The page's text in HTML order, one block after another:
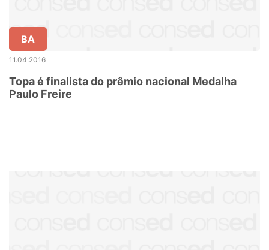
BA
11.04.2016
Topa é finalista do prêmio nacional Medalha
Paulo Freire